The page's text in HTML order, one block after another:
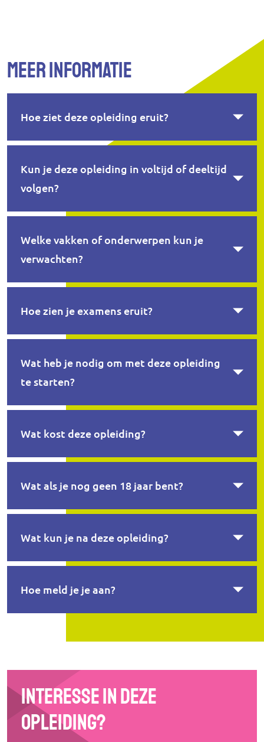
Meer informatie
Hoe ziet deze opleiding eruit?
Kun je deze opleiding in voltijd of deeltijd
volgen?
Welke vakken of onderwerpen kun je
verwachten?
Hoe zien je examens eruit?
Wat heb je nodig om met deze opleiding
te starten?
Wat kost deze opleiding?
Wat als je nog geen 18 jaar bent?
Wat kun je na deze opleiding?
Hoe meld je je aan?
Interesse in deze
opleiding?